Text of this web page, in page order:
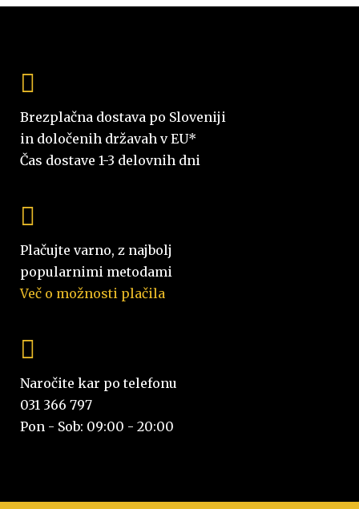
Brezplačna dostava po Sloveniji
in določenih državah v EU*
Čas dostave 1-3 delovnih dni
Plačujte varno, z najbolj
popularnimi metodami
Več o možnosti plačila
Naročite kar po telefonu
031 366 797
Pon - Sob: 09:00 - 20:00